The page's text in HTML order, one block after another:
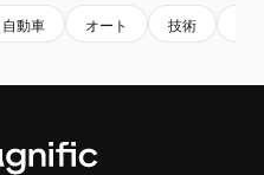
自動車 オート 技術